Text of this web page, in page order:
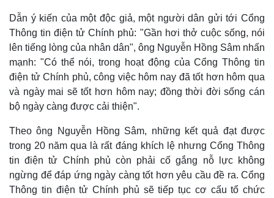
Dẫn ý kiến của một độc giả, một người dân gửi tới Cổng
Thông tin điện tử Chính phủ: "Gần hơi thở cuộc sống, nói
lên tiếng lòng của nhân dân", ông Nguyễn Hồng Sâm nhấn
mạnh: "Có thể nói, trong hoạt động của Cổng Thông tin
điện tử Chính phủ, công việc hôm nay đã tốt hơn hôm qua
và ngày mai sẽ tốt hơn hôm nay; đồng thời đời sống cán
bộ ngày càng được cải thiện".
Theo ông Nguyễn Hồng Sâm, những kết quả đạt được
trong 20 năm qua là rất đáng khích lệ nhưng Cổng Thông
tin điện tử Chính phủ còn phải cố gắng nỗ lực không
ngừng để đáp ứng ngày càng tốt hơn yêu cầu đề ra. Cổng
Thông tin điện tử Chính phủ sẽ tiếp tục cơ cấu tổ chức